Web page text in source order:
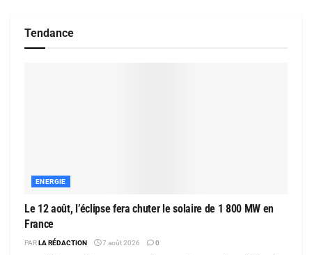
Tendance
ENERGIE
Le 12 août, l’éclipse fera chuter le solaire de 1 800 MW en
France
PARLA RÉDACTION 7 août 2026 0